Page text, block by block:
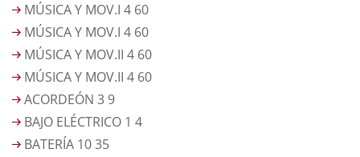
MÚSICA Y MOV.I 4 60
MÚSICA Y MOV.I 4 60
MÚSICA Y MOV.II 4 60
MÚSICA Y MOV.II 4 60
ACORDEÓN 3 9
BAJO ELÉCTRICO 1 4
BATERÍA 10 35